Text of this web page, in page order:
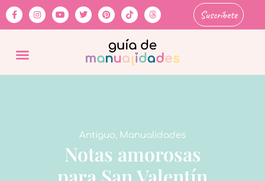
Suscríbete
Antiguo, Manualidades
Notas amorosas
para San Valentín